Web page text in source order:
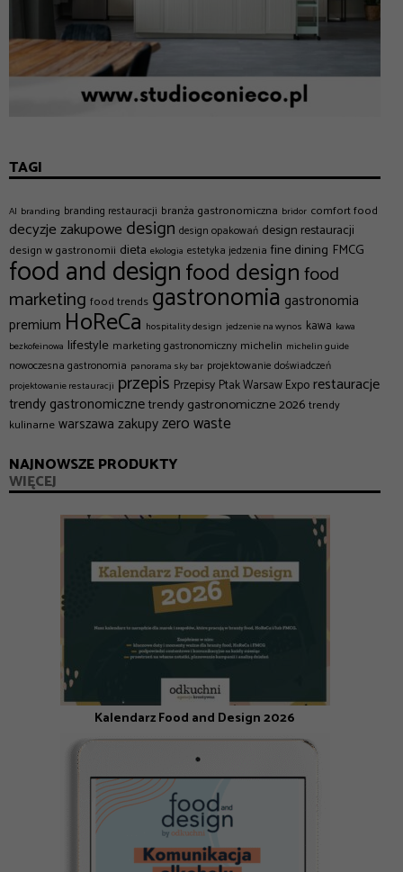
TAGI
AI branding branding restauracji branża gastronomiczna bridor comfort food
decyzje zakupowe design design opakowań design restauracji
design w gastronomii dieta ekologia estetyka jedzenia fine dining FMCG
food and designfood designfood
marketing food trends gastronomia gastronomia
premium HoReCa hospitality design jedzenie na wynos kawa kawa
bezkofeinowa lifestyle marketing gastronomiczny michelin michelin guide
nowoczesna gastronomia panorama sky bar projektowanie doświadczeń
projektowanie restauracji przepis Przepisy Ptak Warsaw Exporestauracje
trendy gastronomicznetrendy gastronomiczne 2026trendy
kulinarnewarszawa zakupyzero waste
NAJNOWSZE PRODUKTY
WIĘCEJ
Kalendarz Food and Design 2026